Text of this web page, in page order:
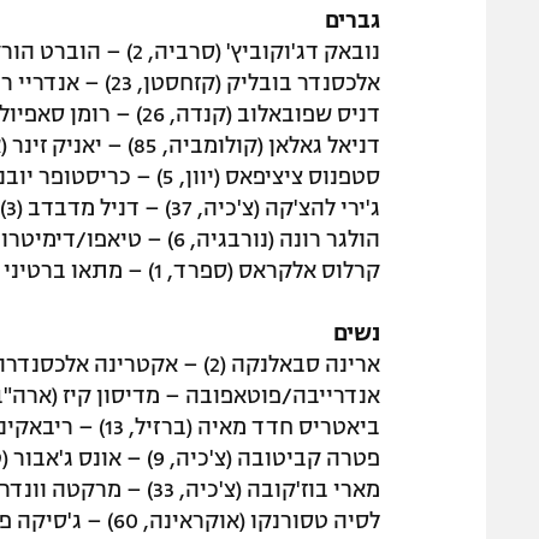
גברים
נובאק דג'וקוביץ' (סרביה, 2) – הוברט הורקאץ' (פולין, 17)
אלכסנדר בובליק (קזחסטן, 23) – אנדריי רובלב (7)
דניס שפובאלוב (קנדה, 26) – רומן סאפיולין (92)
דניאל גאלאן (קולומביה, 85) – יאניק זינר (איטליה, 8)
סטפנוס ציציפאס (יוון, 5) – כריסטופר יובנקס (ארה"ב, 43)
ג'ירי להצ'קה (צ'כיה, 37) – דניל מדבדב (3)
הולגר רונה (נורבגיה, 6) – טיאפו/דימיטרוב
קרלוס אלקראס (ספרד, 1) – מתאו ברטיני (איטליה, 38)
נשים
ארינה סבאלנקה (2) – אקטרינה אלכסנדרובה (22)
אנדרייבה/פוטאפובה – מדיסון קיז (ארה"ב,
ביאטריס חדד מאיה (ברזיל, 13) – ריבאקינה/קולטר
פטרה קביטובה (צ'כיה, 9) – אונס ג'אבור (טוניס, 6)
מארי בוז'קובה (צ'כיה, 33) – מרקטה וונדרושקובה (צ'כיה, 42)
לסיה טסורנקו (אוקראינה, 60) – ג'סיקה פגולה (ארה"ב, 4)